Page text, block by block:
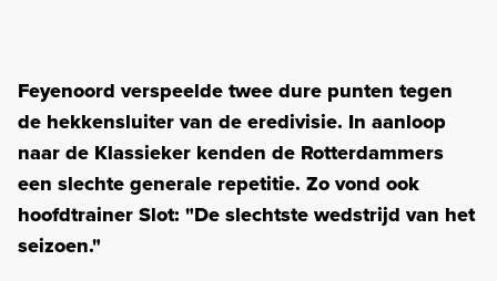
Feyenoord verspeelde twee dure punten tegen
de hekkensluiter van de eredivisie. In aanloop
naar de Klassieker kenden de Rotterdammers
een slechte generale repetitie. Zo vond ook
hoofdtrainer Slot: "De slechtste wedstrijd van het
seizoen."